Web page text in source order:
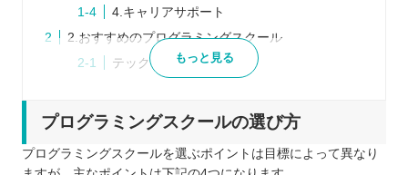
4.キャリアサポート
2.おすすめのプログラミングスクール
テックアイエス
3.最後に
探したい⭐️
もっと見る
プログラミングスクールの選び方
プログラミングスクールを選ぶポイントは目標によって異なり